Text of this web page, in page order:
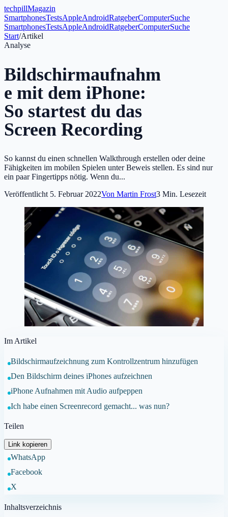
techpillMagazin
SmartphonesTestsAppleAndroidRatgeberComputerSuche
SmartphonesTestsAppleAndroidRatgeberComputerSuche
Start/Artikel
Analyse
Bildschirmaufnahm
e mit dem iPhone:
So startest du das
Screen Recording
So kannst du einen schnellen Walkthrough erstellen oder deine
Fähigkeiten im mobilen Spielen unter Beweis stellen. Es sind nur
ein paar Fingertipps nötig. Wenn du...
Veröffentlicht 5. Februar 2022Von Martin Frost3 Min. Lesezeit
Im Artikel
Bildschirmaufzeichnung zum Kontrollzentrum hinzufügen
Den Bildschirm deines iPhones aufzeichnen
iPhone Aufnahmen mit Audio aufpeppen
Ich habe einen Screenrecord gemacht... was nun?
Teilen
Link kopieren
WhatsApp
Facebook
X
Inhaltsverzeichnis